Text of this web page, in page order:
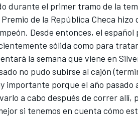
durante el primer tramo de la
de la República Checa hizo
Desde entonces, el
sólida como para
la semana que viene en
no pudo subirse al cajón
importante porque el año
a cabo después de correr allí,
si tenemos en cuenta cómo